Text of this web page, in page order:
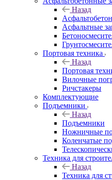
Назад
Асфальтные
Портовая техника
Назад
Портовая
Вилочные
Ричстакеры
Комплектующие
Подъемники
Назад
Подъемники
Ножничные
Коленчатые
Техника для
Назад
Техника для